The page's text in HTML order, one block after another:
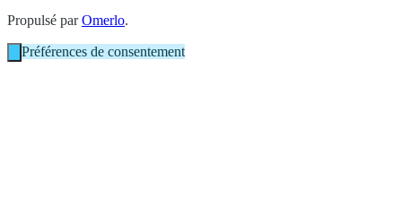
Propulsé parOmerlo.
Préférences de consentement